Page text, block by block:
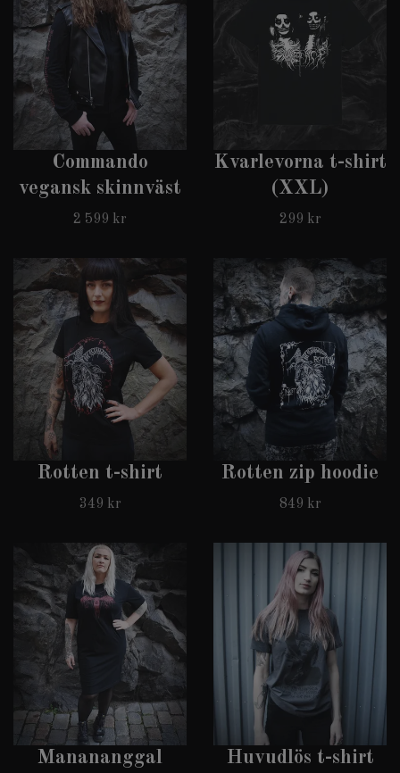
Commando
vegansk skinnväst
2 599 kr
Kvarlevorna t-shirt
(XXL)
299 kr
Rotten t-shirt
349 kr
Rotten zip hoodie
849 kr
Manananggal
Huvudlös t-shirt